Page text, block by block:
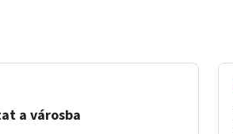
a városba